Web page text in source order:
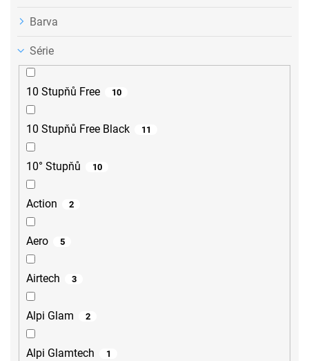
Barva
Série
10 Stupňů Free 10
10 Stupňů Free Black 11
10° Stupňů 10
Action 2
Aero 5
Airtech 3
Alpi Glam 2
Alpi Glamtech 1